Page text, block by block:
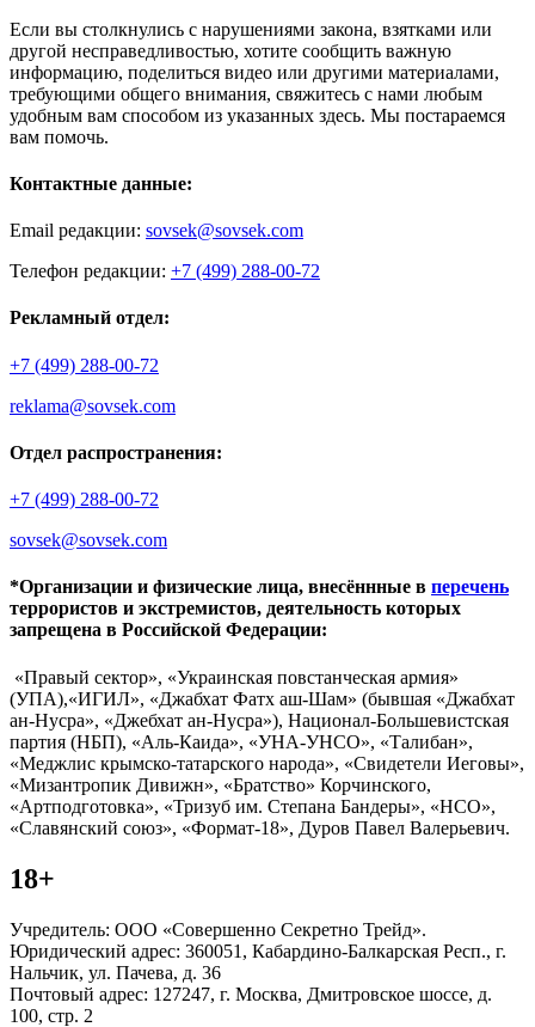
Если вы столкнулись с нарушениями закона, взятками или
другой несправедливостью, хотите сообщить важную
информацию, поделиться видео или другими материалами,
требующими общего внимания, свяжитесь с нами любым
удобным вам способом из указанных здесь. Мы постараемся
вам помочь.
Контактные данные:
Email редакции: sovsek@sovsek.com
Телефон редакции: +7 (499) 288-00-72
Рекламный отдел:
+7 (499) 288-00-72
reklama@sovsek.com
Отдел распространения:
+7 (499) 288-00-72
sovsek@sovsek.com
*Организации и физические лица, внесённные в перечень
террористов и экстремистов, деятельность которых
запрещена в Российской Федерации:
«Правый сектор», «Украинская повстанческая армия»
(УПА),«ИГИЛ», «Джабхат Фатх аш-Шам» (бывшая «Джабхат
ан-Нусра», «Джебхат ан-Нусра»), Национал-Большевистская
партия (НБП), «Аль-Каида», «УНА-УНСО», «Талибан»,
«Меджлис крымско-татарского народа», «Свидетели Иеговы»,
«Мизантропик Дивижн», «Братство» Корчинского,
«Артподготовка», «Тризуб им. Степана Бандеры», «НСО»,
«Славянский союз», «Формат-18», Дуров Павел Валерьевич.
18+
Учредитель: ООО «Совершенно Секретно Трейд».
Юридический адрес: 360051, Кабардино-Балкарская Респ., г.
Нальчик, ул. Пачева, д. 36
Почтовый адрес: 127247, г. Москва, Дмитровское шоссе, д.
100, стр. 2